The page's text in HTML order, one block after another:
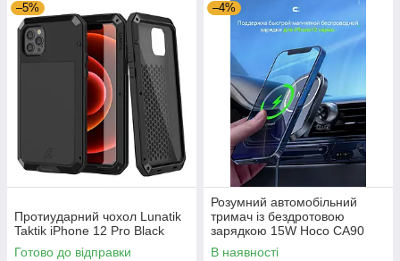
–5%
Протиударний чохол Lunatik
Taktik iPhone 12 Pro Black
Готово до відправки
–4%
Розумний автомобільний
тримач із бездротовою
зарядкою 15W Hoco CA90
Black для iPhone 12/12 Pro
В наявності